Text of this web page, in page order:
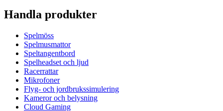
Handla produkter
Spelmöss
Spelmusmattor
Speltangentbord
Spelheadset och ljud
Racerrattar
Mikrofoner
Flyg- och jordbrukssimulering
Kameror och belysning
Cloud Gaming